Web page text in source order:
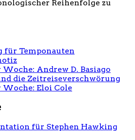
Reihenfolge zu
für Temponauten
Andrew D. Basiago
die Zeitreiseverschwörung
Woche: Eloi Cole